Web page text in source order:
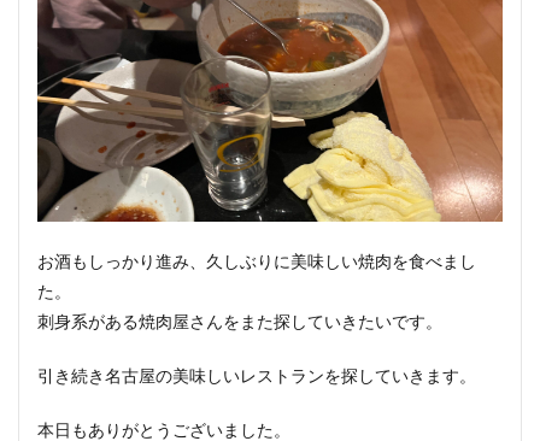
お酒もしっかり進み、久しぶりに美味しい焼肉を食べまし
た。
刺身系がある焼肉屋さんをまた探していきたいです。
引き続き名古屋の美味しいレストランを探していきます。
本日もありがとうございました。